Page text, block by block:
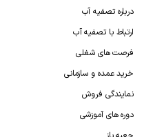
درباره تصفیه آب
ارتباط با تصفیه آب
فرصت های شغلی
خرید عمده و سازمانی
نمایندگی فروش
دوره های آموزشی